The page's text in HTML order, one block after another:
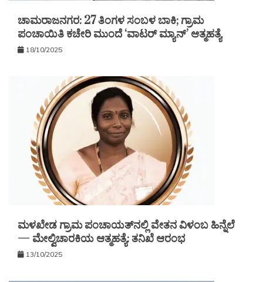
ಚಾಮರಾಜನಗರ: 27 ತಿಂಗಳ ಸಂಬಳ ಬಾಕಿ; ಗ್ರಾಮ
ಪಂಚಾಯಿತಿ ಕಚೇರಿ ಮುಂದೆ ‘ವಾಟರ್ ಮ್ಯಾನ್’ ಆತ್ಮಹತ್ಯೆ
18/10/2025
ಮಳಖೇಡ ಗ್ರಾಮ ಪಂಚಾಯತ್‌ನಲ್ಲಿ ವೇತನ ವಿಳಂಬ ಹಿನ್ನೆಲೆ
— ಮೇಲ್ವಿಚಾರಕಿಯ ಆತ್ಮಹತ್ಯೆ: ತನಿಖೆ ಆರಂಭ
13/10/2025